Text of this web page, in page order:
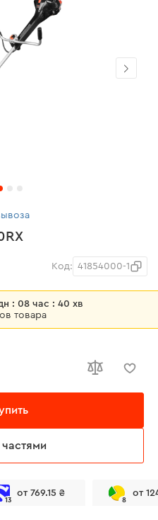
Код: 41854000-1
: 08 час : 40 хв
товара
13
от 769.15 ₴
8
от